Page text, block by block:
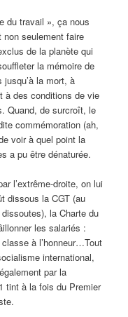
du travail », ça nous
non seulement faire
de la planète qui
la mémoire de
la mort, à
à des conditions de vie
Quand, de surcroît, le
commémoration (ah,
voir à quel point la
a pu être dénaturée.
l’extrême-droite, on lui
dissous la CGT (au
la Charte du
les salariés :
à l’honneur…Tout
international,
par la
tint à la fois du Premier